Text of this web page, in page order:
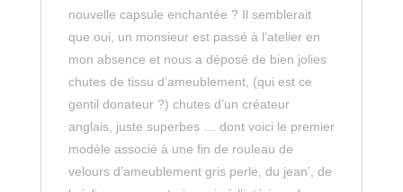
nouvelle capsule enchantée ? Il semblerait
que oui, un monsieur est passé à l’atelier en
mon absence et nous a déposé de bien jolies
chutes de tissu d’ameublement, (qui est ce
gentil donateur ?) chutes d’un créateur
anglais, juste superbes … dont voici le premier
modèle associé à une fin de rouleau de
velours d’ameublement gris perle, du jean’, de